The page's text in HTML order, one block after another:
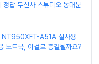
정답 무신사 스튜디오 동대문
NT950XFT-A51A 실사용
노트북, 이걸로 종결될까요?